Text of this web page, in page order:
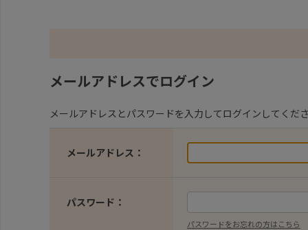
メールアドレスでログイン
メールアドレスとパスワードを入力してログインしてくださ
メールアドレス：
パスワード：
パスワードをお忘れの方はこちら